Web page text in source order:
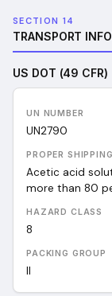
SECTION 14
TRANSPORT
US DOT (49 CFR)
UN NUMBER
UN2790
PROPER
Acetic acid
more than 80
HAZARD CLASS
8
PACKING GROUP
II